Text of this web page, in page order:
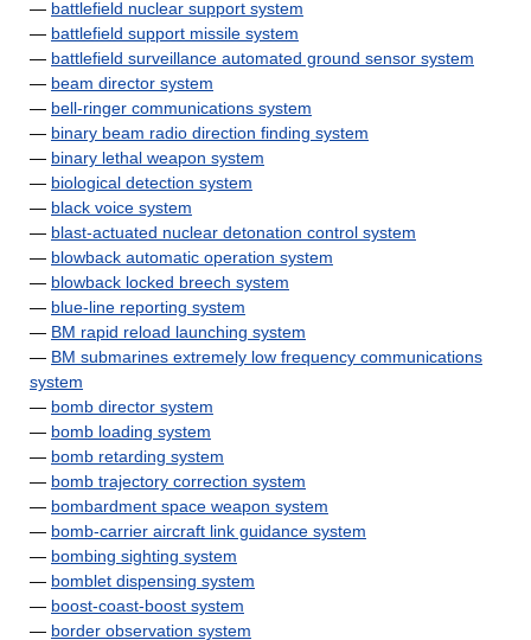
— battlefield nuclear support system
— battlefield support missile system
— battlefield surveillance automated ground sensor system
— beam director system
— bell-ringer communications system
— binary beam radio direction finding system
— binary lethal weapon system
— biological detection system
— black voice system
— blast-actuated nuclear detonation control system
— blowback automatic operation system
— blowback locked breech system
— blue-line reporting system
— BM rapid reload launching system
— BM submarines extremely low frequency communications
system
— bomb director system
— bomb loading system
— bomb retarding system
— bomb trajectory correction system
— bombardment space weapon system
— bomb-carrier aircraft link guidance system
— bombing sighting system
— bomblet dispensing system
— boost-coast-boost system
— border observation system